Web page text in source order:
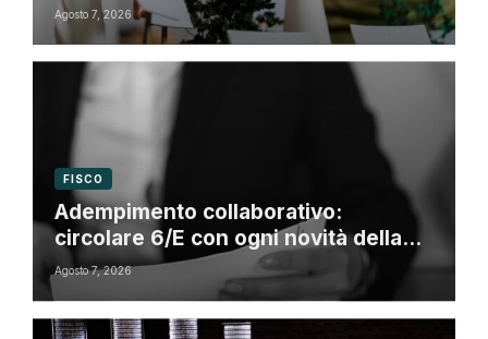
Romagna
Agosto 7, 2026
FISCO
Adempimento collaborativo:
circolare 6/E con ogni novità della
riforma fiscale
Agosto 7, 2026